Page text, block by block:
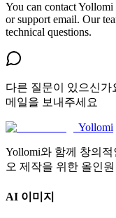
You can contact
or support email. Our
technical questions.
다른 질문이 있으신가
메일을 보내주세요
Yollomi
Yollomi와 함께 창의
오 제작을 위한 올인
AI 이미지